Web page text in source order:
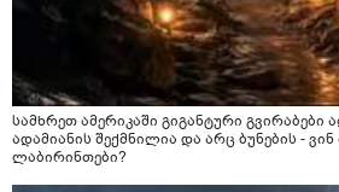
სამხრეთ ამერიკაში გიგანტური გვირაბები
ადამიანის შექმნილია და არც ბუნების -
ლაბირინთები?